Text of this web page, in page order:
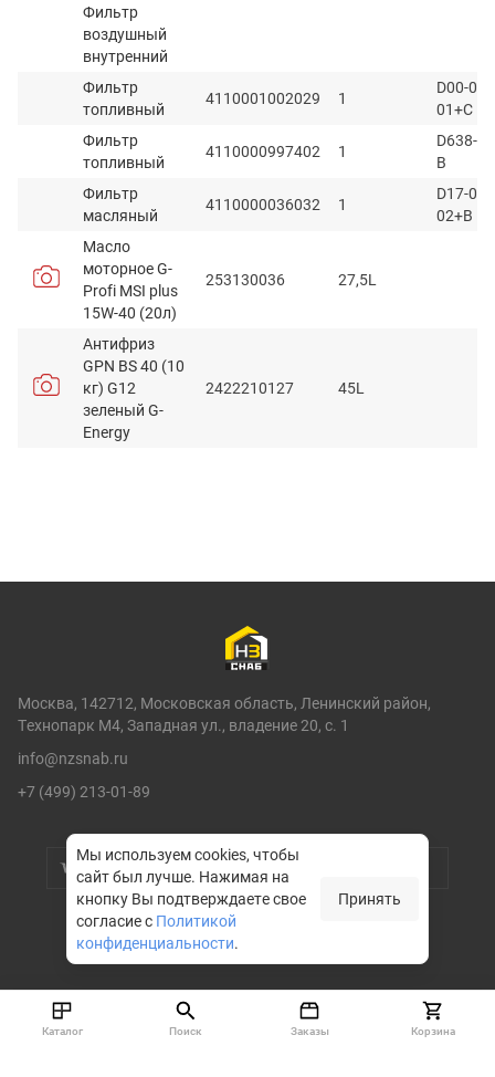
Фильтр
воздушный
внутренний
Фильтр
топливный
4110001002029 1
D00-
01+C
Фильтр
топливный
4110000997402 1
D638-
B
Фильтр
масляный
4110000036032 1
D17-
02+B
Масло
моторное G-
Profi MSI plus
15W-40 (20л)
253130036 27,5L
Антифриз
GPN BS 40 (10
кг) G12
зеленый G-
Energy
2422210127 45L
Москва, 142712, Московская область, Ленинский район,
Технопарк М4, Западная ул., владение 20, с. 1
info@nzsnab.ru
+7 (499) 213-01-89
Мы используем cookies, чтобы
сайт был лучше. Нажимая на
кнопку Вы подтверждаете свое
согласие с Политикой
конфиденциальности.
Принять
© НЗСНАБ 2004-2026
Каталог Поиск Заказы Корзина